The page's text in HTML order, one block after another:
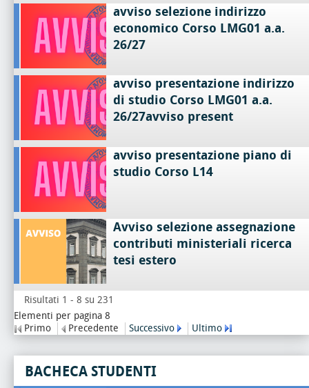
avviso selezione indirizzo
economico Corso LMG01 a.a.
26/27
avviso presentazione indirizzo
di studio Corso LMG01 a.a.
26/27avviso present
avviso presentazione piano di
studio Corso L14
Avviso selezione assegnazione
contributi ministeriali ricerca
tesi estero
Risultati 1 - 8 su 231
Elementi per pagina 8
Primo
Precedente Successivo Ultimo
BACHECA STUDENTI